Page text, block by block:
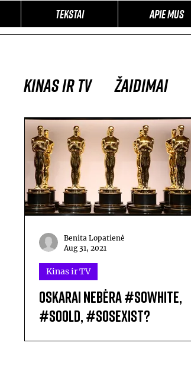
Tekstai APIE MUS
Kinas ir TV Žaidimai
Benita Lopatienė
Aug 31, 2021
Kinas ir TV
Oskarai nebėra #SoWhite,
#SoOld, #SoSexist?